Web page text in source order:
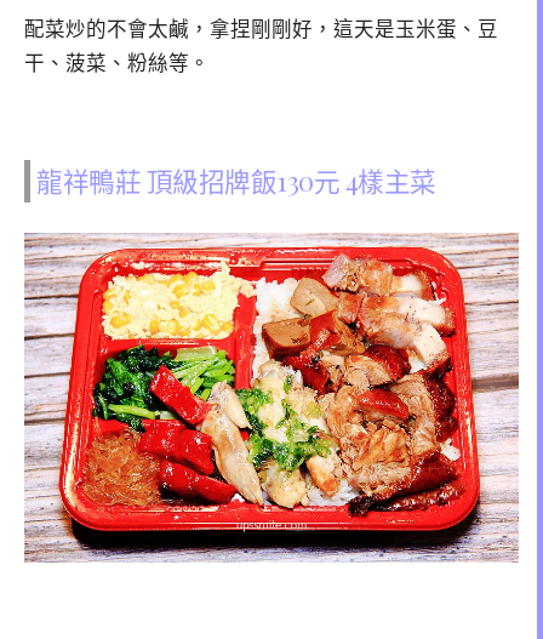
配菜炒的不會太鹹，拿捏剛剛好，這天是玉米蛋、豆
干、菠菜、粉絲等。
龍祥鴨莊 頂級招牌飯130元 4樣主菜